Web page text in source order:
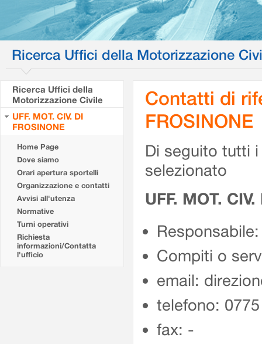
Ricerca Uffici della Motorizzazione
Ricerca Uffici della
Motorizzazione Civile
UFF. MOT. CIV. DI
FROSINONE
Home Page
Dove siamo
Orari apertura sportelli
Organizzazione e contatti
Avvisi all'utenza
Normative
Turni operativi
Richiesta
informazioni/Contatta
l'ufficio
Contatti di
FROSINONE
Di seguito tutti
selezionato
UFF. MOT.
Compiti o
email:
telefono:
fax: -